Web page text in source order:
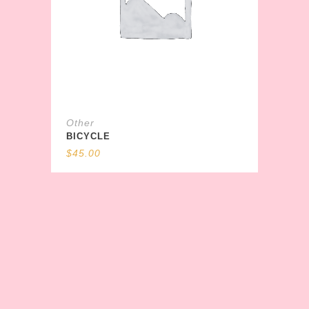
Other
BICYCLE
$45.00